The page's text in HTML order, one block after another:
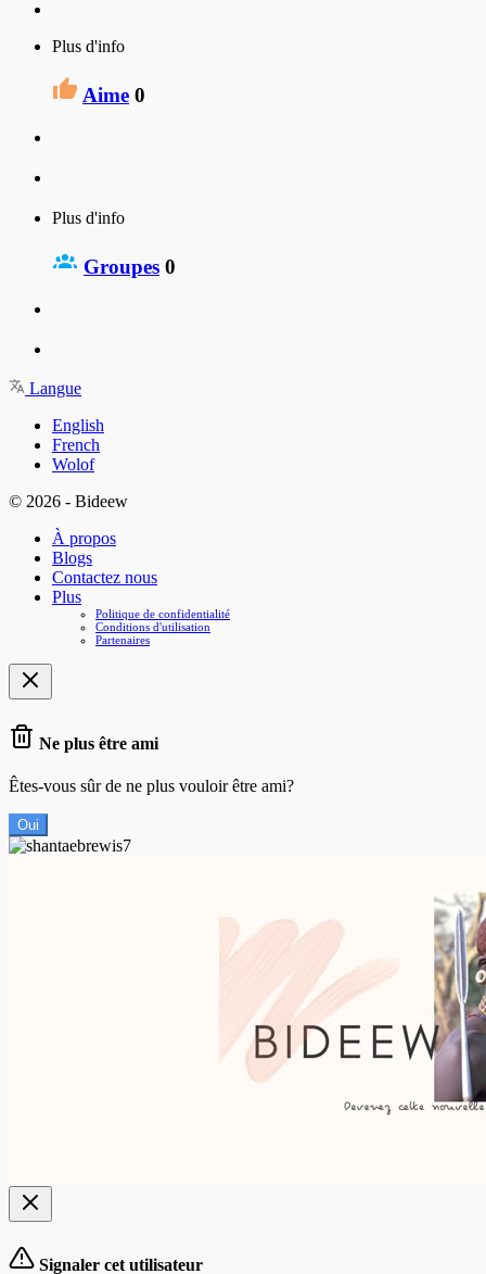
Plus d'info
Aime 0
Plus d'info
Groupes 0
Langue
English
French
Wolof
© 2026 - Bideew
À propos
Blogs
Contactez nous
Plus
Politique de confidentialité
Conditions d'utilisation
Partenaires
Ne plus être ami
Êtes-vous sûr de ne plus vouloir être ami?
Oui
Signaler cet utilisateur